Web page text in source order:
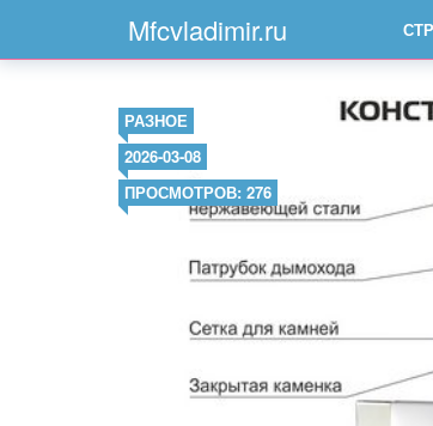
Mfcvladimir.ru
РАЗНОЕ
2026-03-08
ПРОСМОТРОВ: 276